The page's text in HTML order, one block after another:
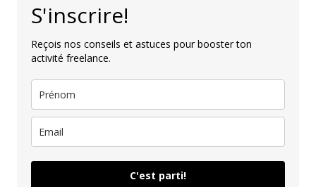
S'inscrire!
Reçois nos conseils et astuces pour booster ton
activité freelance.
C'est parti!